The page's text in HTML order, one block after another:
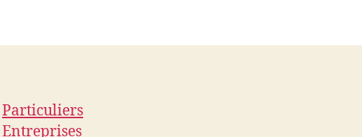
Particuliers
Entreprises